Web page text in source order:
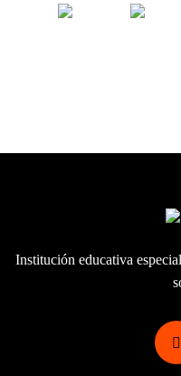
Institución educativa